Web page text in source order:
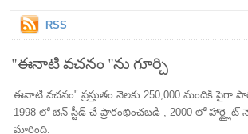
RSS
"ఈనాటి వచనం "ను గూర్చి
ఈనాటి వచనం" ప్రస్తుతం నెలకు 250,000 మందికి పైగా
1998 లో బెన్ స్టీడ్ చే ప్రారంభించబడి , 2000 లో హార్ట్లైట్
మారింది.